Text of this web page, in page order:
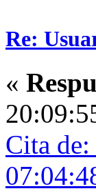
Re:
«
Cita